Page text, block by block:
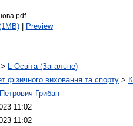
| Preview
L Освіта (Загальне)
фізичного виховання та спорту >
Петрович Грибан
11:02
11:02